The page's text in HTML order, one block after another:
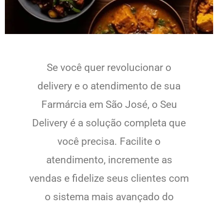
Se você quer revolucionar o
delivery e o atendimento de sua
Farmárcia em São José, o Seu
Delivery é a solução completa que
você precisa. Facilite o
atendimento, incremente as
vendas e fidelize seus clientes com
o sistema mais avançado do